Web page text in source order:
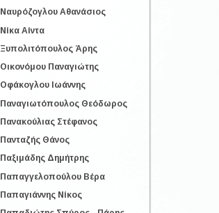
Ναυρόζογλου Αθανάσιος
Νίκα Αίντα
Ξυπολιτόπουλος Άρης
Οικονόμου Παναγιώτης
Οφάκογλου Ιωάννης
Παναγιωτόπουλος Θεόδωρος
Πανακούλιας Στέφανος
Πανταζής Θάνος
Παξιμάδης Δημήτρης
Παπαγγελοπούλου Βέρα
Παπαγιάννης Νίκος